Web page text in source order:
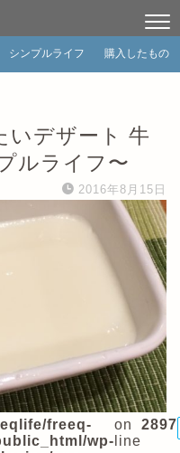
シンプルライフ 購入したもの
いデザート 牛
ルライフ〜
2016年8月15日
freeq-
wp-
on
line
2897